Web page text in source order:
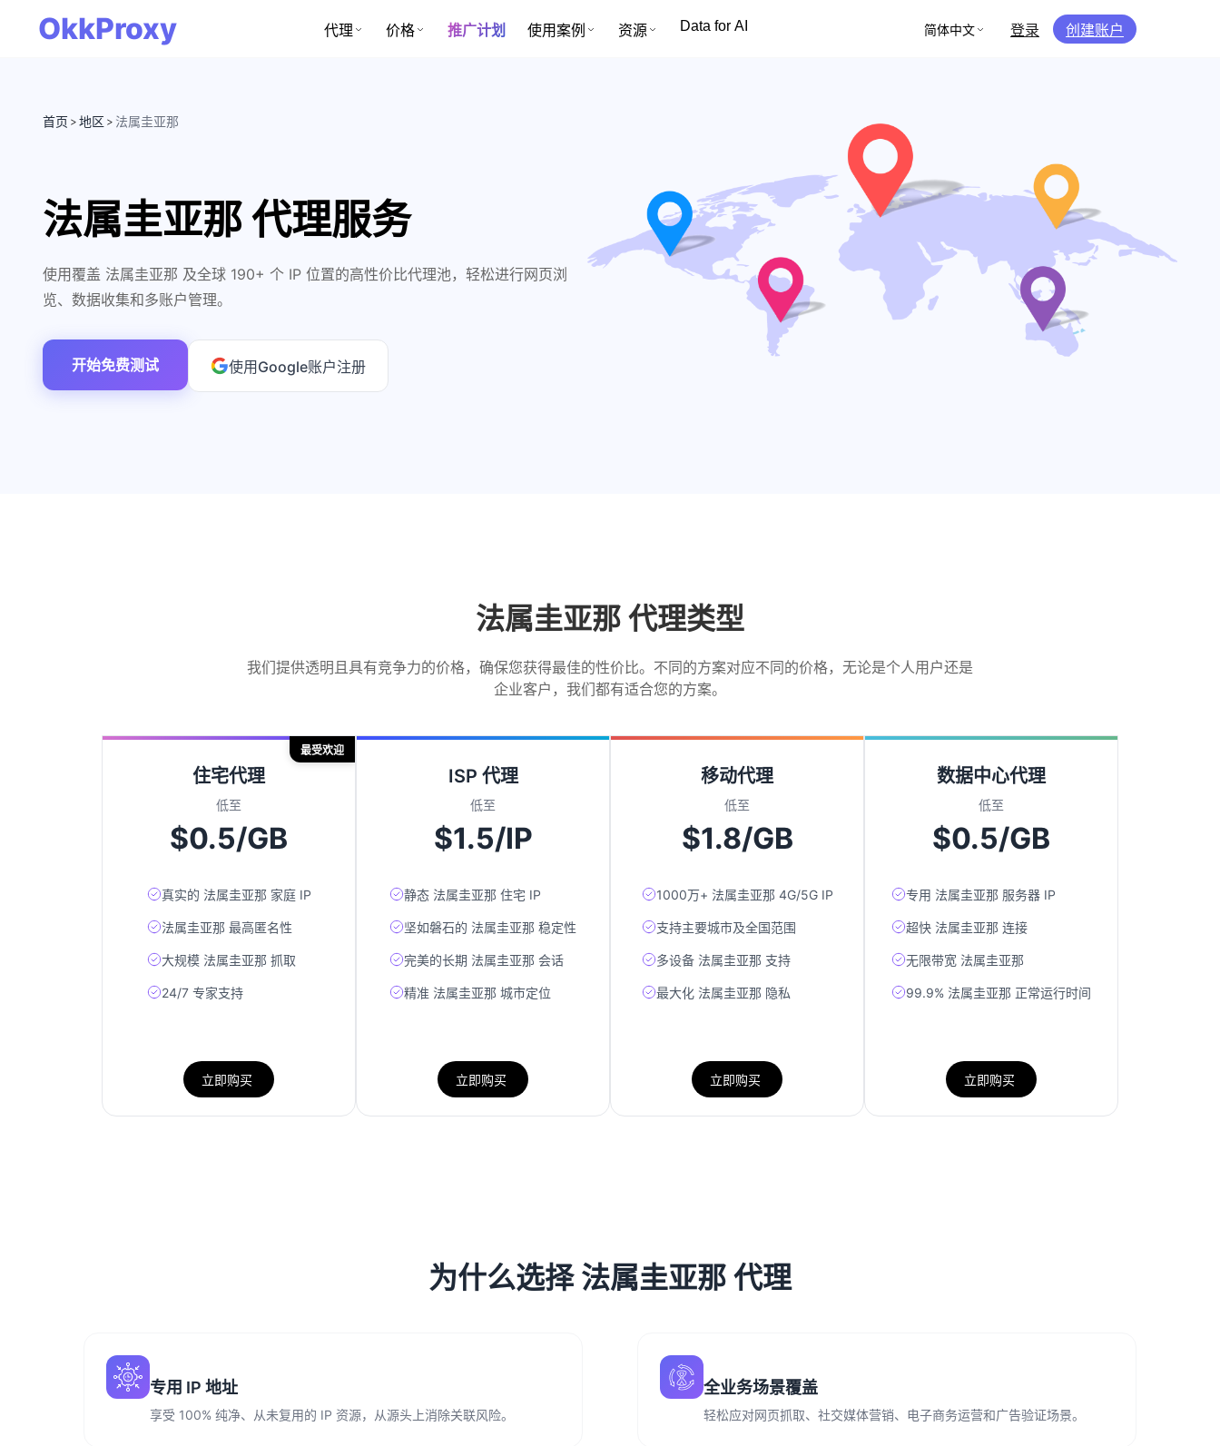
OkkProxy 代理 价格 推广计划 使用案例 资源 Data for AI 简体中文 登录 创建账户
首页 > 地区 > 法属圭亚那
法属圭亚那 代理服务
使用覆盖 法属圭亚那 及全球 190+ 个 IP 位置的高性价比代理池，轻松进行网页浏
览、数据收集和多账户管理。
开始免费测试 使用Google账户注册
法属圭亚那 代理类型
我们提供透明且具有竞争力的价格，确保您获得最佳的性价比。不同的方案对应不同的价格，无论是个人用户还是
企业客户，我们都有适合您的方案。
住宅代理
低至
$0.5/GB
真实的 法属圭亚那 家庭 IP
法属圭亚那 最高匿名性
大规模 法属圭亚那 抓取
24/7 专家支持
最受欢迎
立即购买
ISP 代理
低至
$1.5/IP
静态 法属圭亚那 住宅 IP
坚如磐石的 法属圭亚那 稳定性
完美的长期 法属圭亚那 会话
精准 法属圭亚那 城市定位
立即购买
移动代理
低至
$1.8/GB
1000万+ 法属圭亚那 4G/5G IP
支持主要城市及全国范围
多设备 法属圭亚那 支持
最大化 法属圭亚那 隐私
立即购买
数据中心代理
低至
$0.5/GB
专用 法属圭亚那 服务器 IP
超快 法属圭亚那 连接
无限带宽 法属圭亚那
99.9% 法属圭亚那 正常运行时间
立即购买
为什么选择 法属圭亚那 代理
专用 IP 地址
享受 100% 纯净、从未复用的 IP 资源，从源头上消除关联风险。
全业务场景覆盖
轻松应对网页抓取、社交媒体营销、电子商务运营和广告验证场景。